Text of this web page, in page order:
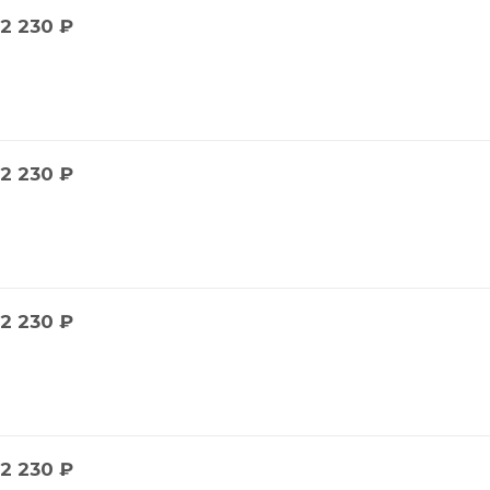
2 230 ₽
2 230 ₽
2 230 ₽
2 230 ₽